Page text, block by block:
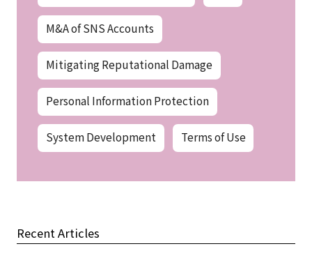
M&A of SNS Accounts
Mitigating Reputational Damage
Personal Information Protection
System Development Terms of Use
Recent Articles